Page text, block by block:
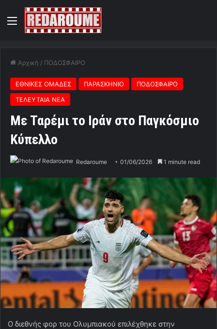
Menu
Αρχική / ΠΟΔΟΣΦΑΙΡΟ
ΕΘΝΙΚΕΣ ΟΜΑΔΕΣ ΠΑΡΑΣΚΗΝΙΟ
ΠΟΔΟΣΦΑΙΡΟ
ΤΕΛΕΥΤΑΙΑ ΝΕΑ
Mε Ταρέμι το Ιράν στο Παγκόσμιο
Κύπελλο
Redaroume 01/06/2026 1 minute read
Ο διεθνής φορ του Ολυμπιακού επιλέχθηκε στην